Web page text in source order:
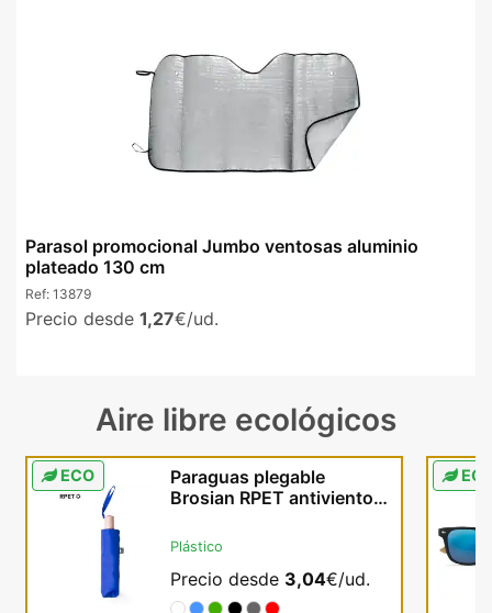
Parasol promocional Jumbo ventosas aluminio
plateado 130 cm
Ref: 13879
Precio desde 1,27€/ud.
Aire libre ecológicos
ECO
Paraguas plegable
Brosian RPET antiviento
Plástico
Precio desde 3,04€/ud.